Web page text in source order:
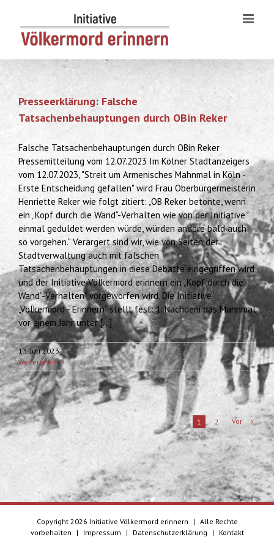
content
Presseerklärung: Falsche
Tatsachenbehauptungen durch OBin Reker
Falsche Tatsachenbehauptungen durch OBin Reker
Pressemitteilung vom 12.07.2023 Im Kölner Stadtanzeigers
vom 12.07.2023, "Streit um Armenisches Mahnmal in Köln -
Erste Entscheidung gefallen" wird Frau Oberbürgermeisterin
Henriette Reker wie folgt zitiert: „OB Reker betonte, wenn
ein „Kopf durch die Wand“-Verhalten wie von der Initiative
einmal geduldet werden würde, würden andere bald auch
so vorgehen.“ Verärgert sind wir, wie von Seiten der
Stadtverwaltung auch mit falschen
Tatsachenbehauptungen in diese Debatte eingegriffen wird
und der Initiative Völkermord erinnern ein „Kopf durch die
Wand“-Verhalten“ vorgeworfen wird. Die Initiative
„Völkermord - Erinnern“ stellt fest: 1. Nachdem das Mahnmal
vor einem Jahr unter [...]
13. Juli 2023
Weiterlesen
1 2 Vor
Copyright 2026 Initiative Völkermord erinnern | Alle Rechte
vorbehalten
| Impressum | Datenschutzerklärung | Kontakt